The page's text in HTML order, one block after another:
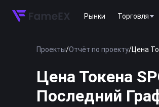
Рынки Торговля
Проекты/Отчёт по проекту/Цена
Цена Токена
Последний